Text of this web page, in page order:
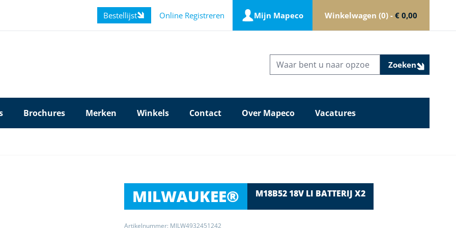
Bestellijst Online Registreren Mijn Mapeco Winkelwagen 0 - € 0,00
Brochures Merken Winkels Contact Over Mapeco Vacatures
Zoeken
MILWAUKEE® M18B52 18V LI BATTERIJ X2
Artikelnummer: MILW4932451242